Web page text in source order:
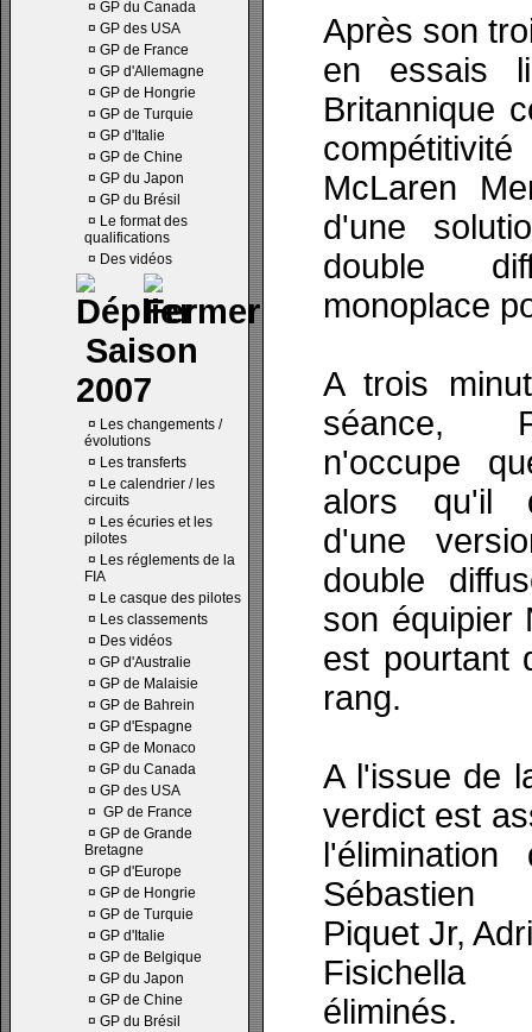
¤ GP du Canada
¤ GP des USA
¤ GP de France
¤ GP d'Allemagne
¤ GP de Hongrie
¤ GP de Turquie
¤ GP d'Italie
¤ GP de Chine
¤ GP du Japon
¤ GP du Brésil
¤ Le format des
qualifications
¤ Des vidéos
Saison
2007
¤ Les changements /
évolutions
¤ Les transferts
¤ Le calendrier / les
circuits
¤ Les écuries et les
pilotes
¤ Les réglements de la
FIA
¤ Le casque des pilotes
¤ Les classements
¤ Des vidéos
¤ GP d'Australie
¤ GP de Malaisie
¤ GP de Bahrein
¤ GP d'Espagne
¤ GP de Monaco
¤ GP du Canada
¤ GP des USA
¤ GP de France
¤ GP de Grande
Bretagne
¤ GP d'Europe
¤ GP de Hongrie
¤ GP de Turquie
¤ GP d'Italie
¤ GP de Belgique
¤ GP du Japon
¤ GP de Chine
¤ GP du Brésil
Après son
en essais
Britannique
McLaren
d'une
double
monoplace
A trois
séance,
n'occupe
alors qu'il
d'une
double
son équipier
est pourtant
rang.
A l'issue de
verdict est
Sébastien
Piquet Jr,
Fisichella
éliminés.